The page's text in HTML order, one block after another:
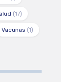
(17)
Vacunas (1)